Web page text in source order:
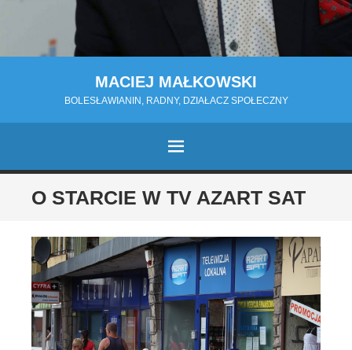
MACIEJ MAŁKOWSKI
BOLESŁAWIANIN, RADNY, DZIAŁACZ SPOŁECZNY
MENU
PRZESKOCZ
O STARCIE W TV AZART SAT